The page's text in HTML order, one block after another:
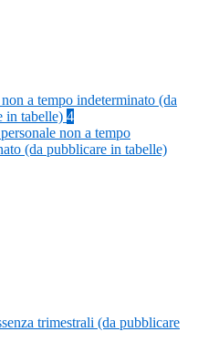
a tempo indeterminato (da
in tabelle) 4
non a tempo
(da pubblicare in tabelle)
trimestrali (da pubblicare